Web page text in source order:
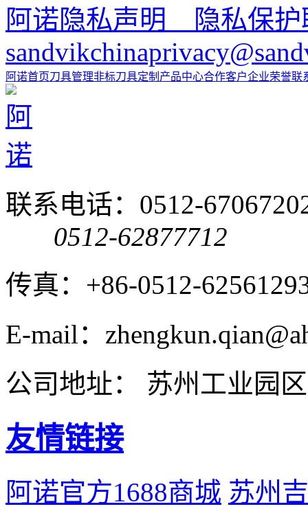
阿诺隐私声明 隐私保护
阿诺首页刀具管理非标刀具定制 产品中心合作客户企业荣誉联
联系电话：0512-
0512-62877712
传真：+86-0512-
E-mail：
公司地址： 苏州工业园
友情链接
阿诺官方1688商城 苏州